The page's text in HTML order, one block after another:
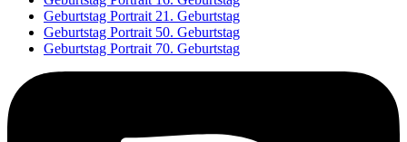
Geburtstag Portrait 21. Geburtstag
Geburtstag Portrait 50. Geburtstag
Geburtstag Portrait 70. Geburtstag